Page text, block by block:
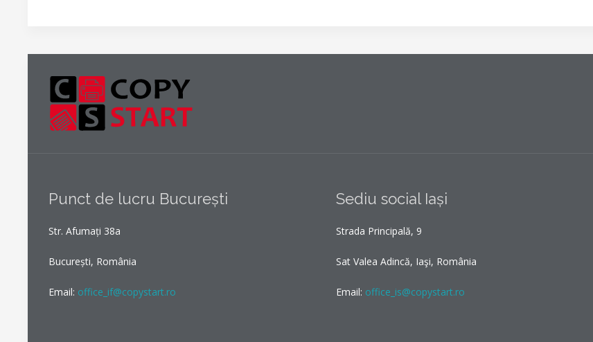
Punct de lucru București
Str. Afumați 38a
București, România
Email: office_if@copystart.ro
Sediu social Iași
Strada Principală, 9
Sat Valea Adincă, Iaşi, România
Email: office_is@copystart.ro